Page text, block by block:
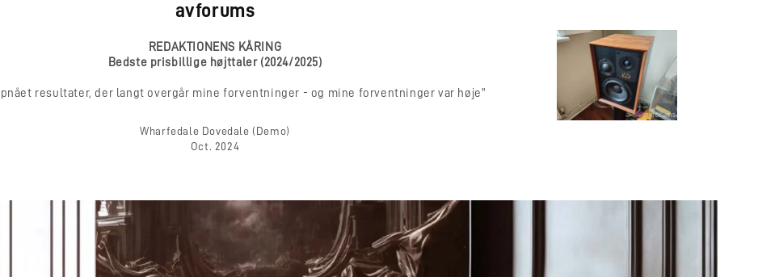
Three-way to Perfection
En tre-vejs højttaler i den klassiske Wharfedale-tradition – smukt
håndfineret med en indsat frontplade og traditionelt stofgitter. Dovedale
sidder en 135 mm (5-tommer) mellemtonedriver, også med en vævet
Kevlar ® kegle og anbragt i sit eget indre kabinet. Endelig en 25 mm (1-
tommer) stofkuppeldiskant med højflux ferrit magnet, konstrueret til glat,
avforums
REDAKTIONENS KÅRING
Bedste prisbillige højttaler (2024/2025)
resultater, der langt overgår mine forventninger - og mine forventninger var høje"
Wharfedale Dovedale (Demo)
Oct. 2024